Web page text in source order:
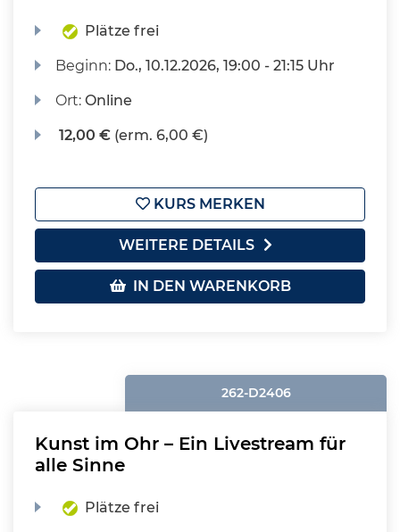
Plätze frei
Beginn: Do., 10.12.2026, 19:00 - 21:15 Uhr
Ort:Online
12,00 € (erm. 6,00 €)
KURS MERKEN
WEITERE DETAILS
IN DEN WARENKORB
262-D2406
Kunst im Ohr – Ein Livestream für
alle Sinne
Plätze frei